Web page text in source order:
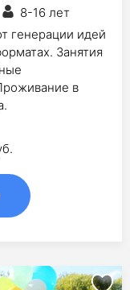
8-16 лет
генерации идей
Занятия
в